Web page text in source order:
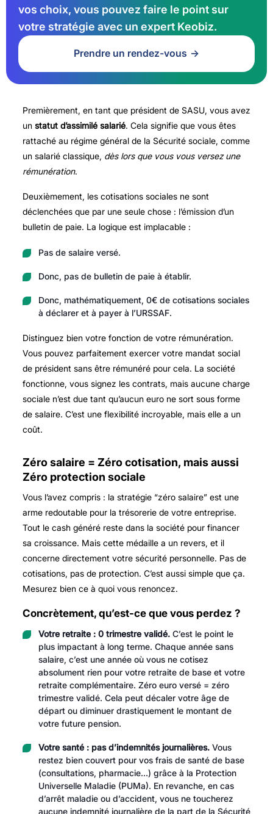
vos choix, vous pouvez faire le point sur
votre stratégie avec un expert Keobiz.
Prendre un rendez-vous
Premièrement, en tant que président de SASU, vous avez
un statut d’assimilé salarié. Cela signifie que vous êtes
rattaché au régime général de la Sécurité sociale, comme
un salarié classique, dès lors que vous vous versez une
rémunération.
Deuxièmement, les cotisations sociales ne sont
déclenchées que par une seule chose : l’émission d’un
bulletin de paie. La logique est implacable :
Pas de salaire versé.
Donc, pas de bulletin de paie à établir.
Donc, mathématiquement, 0€ de cotisations sociales
à déclarer et à payer à l’URSSAF.
Distinguez bien votre fonction de votre rémunération.
Vous pouvez parfaitement exercer votre mandat social
de président sans être rémunéré pour cela. La société
fonctionne, vous signez les contrats, mais aucune charge
sociale n’est due tant qu’aucun euro ne sort sous forme
de salaire. C’est une flexibilité incroyable, mais elle a un
coût.
Zéro salaire = Zéro cotisation, mais aussi
Zéro protection sociale
Vous l’avez compris : la stratégie “zéro salaire” est une
arme redoutable pour la trésorerie de votre entreprise.
Tout le cash généré reste dans la société pour financer
sa croissance. Mais cette médaille a un revers, et il
concerne directement votre sécurité personnelle. Pas de
cotisations, pas de protection. C’est aussi simple que ça.
Mesurez bien ce à quoi vous renoncez.
Concrètement, qu’est-ce que vous perdez ?
Votre retraite : 0 trimestre validé.C’est le point le
plus impactant à long terme. Chaque année sans
salaire, c’est une année où vous ne cotisez
absolument rien pour votre retraite de base et votre
retraite complémentaire. Zéro euro versé = zéro
trimestre validé. Cela peut décaler votre âge de
départ ou diminuer drastiquement le montant de
votre future pension.
Votre santé : pas d’indemnités journalières.Vous
restez bien couvert pour vos frais de santé de base
(consultations, pharmacie…) grâce à la Protection
Universelle Maladie (PUMa). En revanche, en cas
d’arrêt maladie ou d’accident, vous ne toucherez
aucune indemnité journalière de la part de la Sécurité